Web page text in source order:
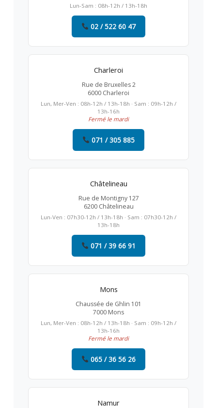
Lun-Sam : 08h-12h / 13h-18h
02 / 522 60 47
Charleroi
Rue de Bruxelles 2
6000 Charleroi
Lun, Mer-Ven : 08h-12h / 13h-18h · Sam : 09h-12h /
13h-16h
Fermé le mardi
071 / 305 885
Châtelineau
Rue de Montigny 127
6200 Châtelineau
Lun-Ven : 07h30-12h / 13h-18h · Sam : 07h30-12h /
13h-18h
071 / 39 66 91
Mons
Chaussée de Ghlin 101
7000 Mons
Lun, Mer-Ven : 08h-12h / 13h-18h · Sam : 09h-12h /
13h-16h
Fermé le mardi
065 / 36 56 26
Namur